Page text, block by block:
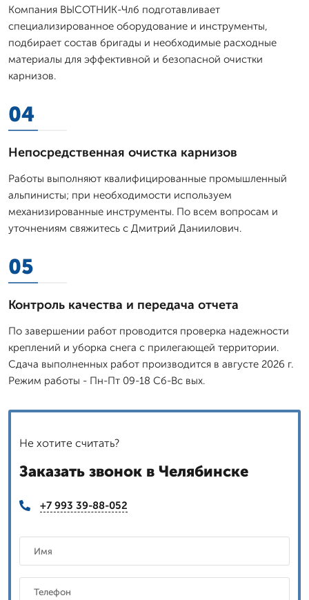
Компания ВЫСОТНИК-Члб подготавливает
специализированное оборудование и инструменты,
подбирает состав бригады и необходимые расходные
материалы для эффективной и безопасной очистки
карнизов.
04
Непосредственная очистка карнизов
Работы выполняют квалифицированные промышленный
альпинисты; при необходимости используем
механизированные инструменты. По всем вопросам и
уточнениям свяжитесь с Дмитpий Даниилович.
05
Контроль качества и передача отчета
По завершении работ проводится проверка надежности
креплений и уборка снега с прилегающей территории.
Сдача выполненных работ производится в августе 2026 г.
Режим работы - Пн-Пт 09-18 Сб-Вс вых.
Не хотите считать?
Заказать звонок в Челябинске
+7 993 39-88-052